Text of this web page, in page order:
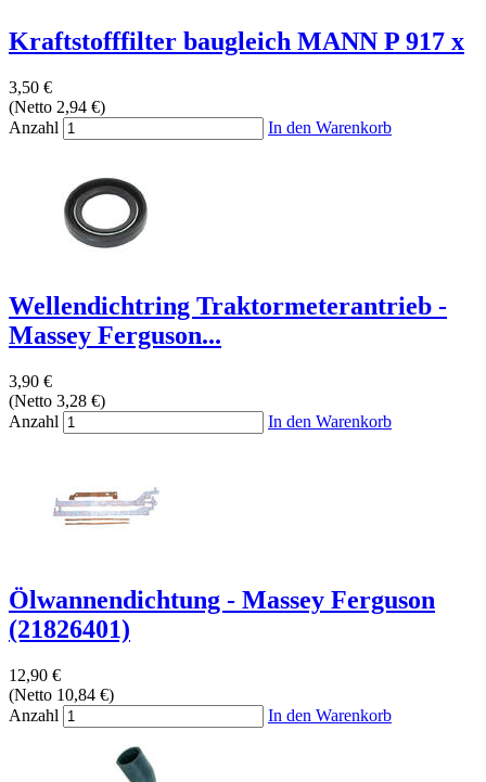
Kraftstofffilter baugleich MANN P 917 x
3,50 €
(Netto 2,94 €)
Anzahl
In den Warenkorb
Wellendichtring Traktormeterantrieb -
Massey Ferguson...
3,90 €
(Netto 3,28 €)
Anzahl
In den Warenkorb
Ölwannendichtung - Massey Ferguson
(21826401)
12,90 €
(Netto 10,84 €)
Anzahl
In den Warenkorb